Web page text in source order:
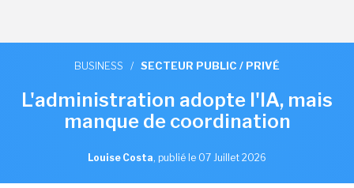
BUSINESS / SECTEUR PUBLIC / PRIVÉ
L'administration adopte l'IA, mais
manque de coordination
Louise Costa, publié le 07 Juillet 2026